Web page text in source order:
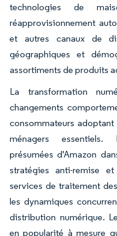
technologies de
réapprovisionnement
et autres canaux de
géographiques et
assortiments de produits
La transformation
changements
consommateurs
ménagers essentiels.
présumées d'Amazon
stratégies anti-remise
services de traitement
les dynamiques
distribution numérique.
en popularité à mesure